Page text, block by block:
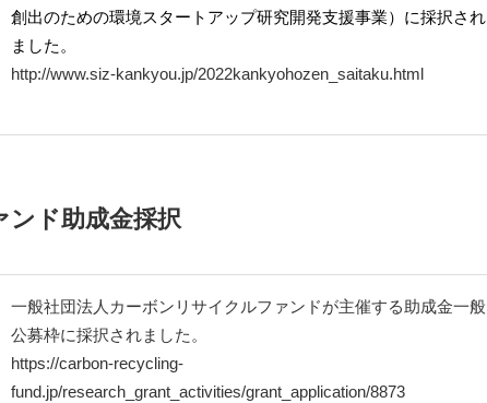
創出のための環境スタートアップ研究開発支援事業）に採択され
ました。
http://www.siz-kankyou.jp/2022kankyohozen_saitaku.html
ド助成金採択
一般社団法人カーボンリサイクルファンドが主催する助成金一般
公募枠に採択されました。
https://carbon-recycling-
fund.jp/research_grant_activities/grant_application/8873